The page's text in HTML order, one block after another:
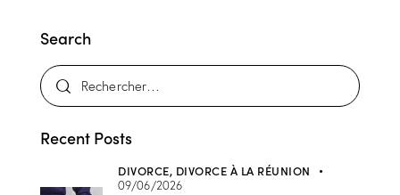
Search
Recent Posts
DIVORCE, DIVORCE À LA RÉUNION
09/06/2026